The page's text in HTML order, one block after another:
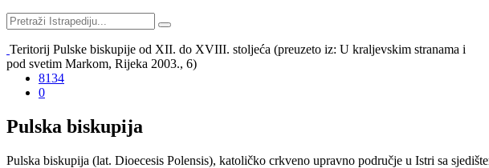
Teritorij Pulske biskupije od XII. do XVIII. stoljeća (preuzeto iz: U kraljevskim stranama i
pod svetim Markom, Rijeka 2003., 6)
8134
0
Pulska biskupija
Pulska biskupija (lat. Dioecesis Polensis), katoličko crkveno upravno područje u Istri sa